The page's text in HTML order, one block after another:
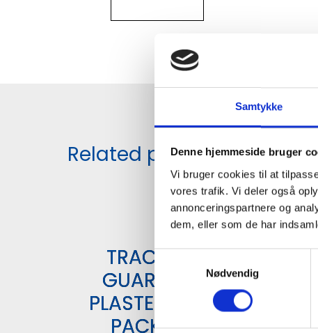
Samtykke
Denne hjemmeside bruger
Vi bruger cookies til at
vores trafik. Vi deler også
annonceringspartnere og
dem, eller som de har
S
a
m
y
Nødvendig
Related products
TRACE
GUARD
PLASTER 6
PACK